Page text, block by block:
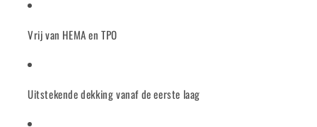
Vrij van HEMA en TPO
Uitstekende dekking vanaf de eerste laag